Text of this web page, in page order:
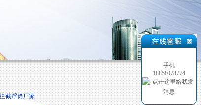
截浮筒厂家
手机
18858078774